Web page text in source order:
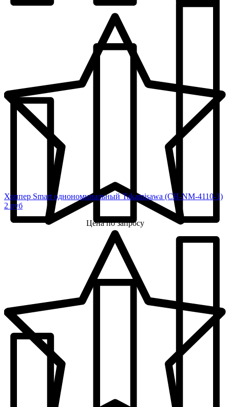
Хоппер Smart однономинальный Takamisawa (CH-NM-4110-1)
2 руб
Цена по запросу